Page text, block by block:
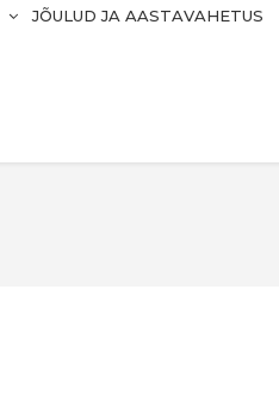
JÕULUD JA AASTAVAHETUS